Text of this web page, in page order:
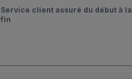
Service client assuré du début à la
fin